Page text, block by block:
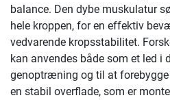
balance. Den dybe muskulatur
hele kroppen, for en effektiv
vedvarende kropsstabilitet.
kan anvendes både som et led i
genoptræning og til at
en stabil overflade, som er